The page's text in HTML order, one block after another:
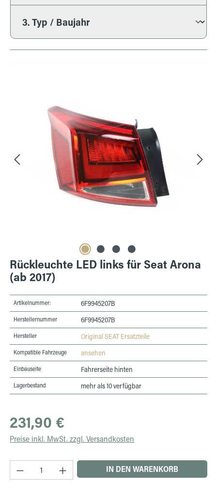
Rückleuchte LED links für Seat Arona
(ab 2017)
Artikelnummer: 6F9945207B
Herstellernummer 6F9945207B
Hersteller Original SEAT Ersatzteile
Kompatible Fahrzeuge ansehen
Einbauseite Fahrerseite hinten
Lagerbestand mehr als 10 verfügbar
Regulärer Preis:
231,90 €
Preise inkl. MwSt. zzgl. Versandkosten
Produkt Anzahl: Gib den gewünschten Wert
IN DEN WARENKORB